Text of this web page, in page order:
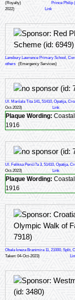
(Royalty)
Prince Philip
2022)
Link
Lansbury Lawrence Primary School,
others (Emergency Services)
Ul. Maršala Tita 141, 51410, Opatija,
Oct-2023)
Link
Plaque Wording:
1916
Ul. Feliksa Perići?a 3, 51410, Opatija,
Oct-2023)
Link
Plaque Wording:
1916
Obala kneza Branimira 11, 21000, Split,
Taken: 04-Oct-2023)